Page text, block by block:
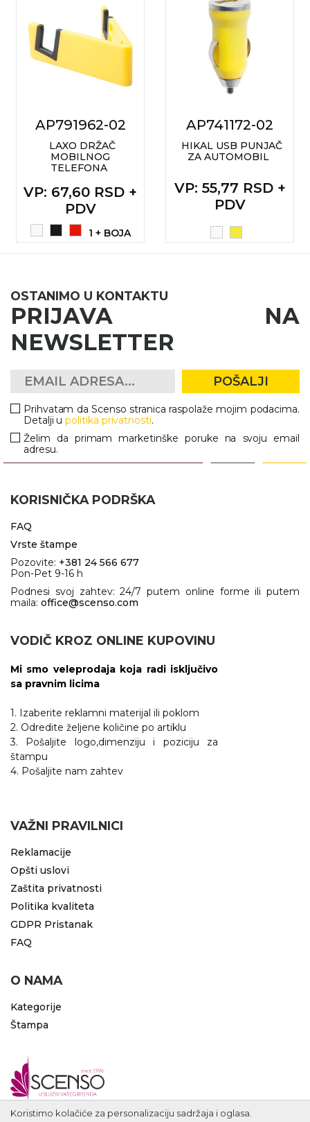
TEHNOLOGIJA
KANCELARIJA
KUĆNI SETOVI
PRIVESCI & ALATI
TORBE & PUTOVANJE
RADNA OPREMA
AP791962-02
LAXO DRŽAČ
MOBILNOG
TELEFONA
VP: 67,60 RSD +
PDV
1 + BOJA
AP741172-02
HIKAL USB PUNJAČ
ZA AUTOMOBIL
VP: 55,77 RSD +
PDV
OSTANIMO U KONTAKTU
PRIJAVA NA
NEWSLETTER
POŠALJI
Prihvatam da Scenso stranica raspolaže mojim podacima.
Detalji upolitika privatnosti.
Želim da primam marketinške poruke na svoju email
adresu.
KORISNIČKA PODRŠKA
FAQ
Vrste štampe
Pozovite: +381 24 566 677
Pon-Pet 9-16 h
Podnesi svoj zahtev: 24/7 putem online forme ili putem
maila: office@scenso.com
VODIČ KROZ ONLINE KUPOVINU
Mi smo veleprodaja koja radi isključivo
sa pravnim licima
1. Izaberite reklamni materijal ili poklom
2. Odredite željene količine po artiklu
3. Pošaljite logo,dimenziju i poziciju za
štampu
4. Pošaljite nam zahtev
VAŽNI PRAVILNICI
Reklamacije
Opšti uslovi
Zaštita privatnosti
Politika kvaliteta
GDPR Pristanak
FAQ
O NAMA
Kategorije
Štampa
Koristimo kolačiće za personalizaciju sadržaja i oglasa.